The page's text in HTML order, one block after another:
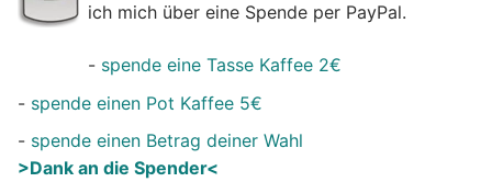
ich mich über eine Spende per PayPal.
- spende eine Tasse Kaffee 2€
- spende einen Pot Kaffee 5€
- spende einen Betrag deiner Wahl
>Dank an die Spender<